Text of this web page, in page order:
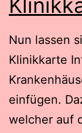
Nun lassen
Klinikkarte
einfügen.
welcher auf